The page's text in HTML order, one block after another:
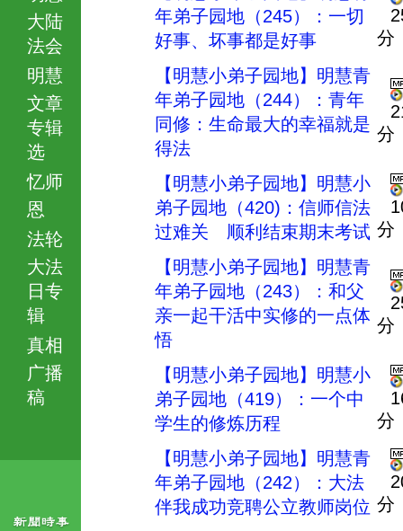
大陆
法会
明慧
文章
专辑
选
忆师
恩
法轮
大法
日专
辑
真相
广播
稿
年弟子园地（245）：一切
好事、坏事都是好事
分
【明慧小弟子园地】明慧青
年弟子园地（244）：青年
同修：生命最大的幸福就是
得法
分
【明慧小弟子园地】明慧小
弟子园地（420)：信师信法
过难关 顺利结束期末考试 分
【明慧小弟子园地】明慧青
年弟子园地（243）：和父
亲一起干活中实修的一点体
悟
分
【明慧小弟子园地】明慧小
弟子园地（419）：一个中
学生的修炼历程
分
【明慧小弟子园地】明慧青
年弟子园地（242）：大法
伴我成功竞聘公立教师岗位 分